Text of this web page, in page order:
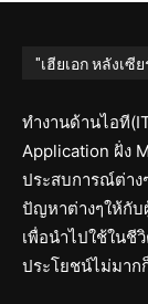
"เฮียเอก หลังเซีย
ทำงานด้านไอที
Application ฝั่ง
ประสบการณ์ต่าง
ปัญหาต่างๆให้กับ
เพื่อนำไปใช้ในชี
ประโยชน์ไม่มาก